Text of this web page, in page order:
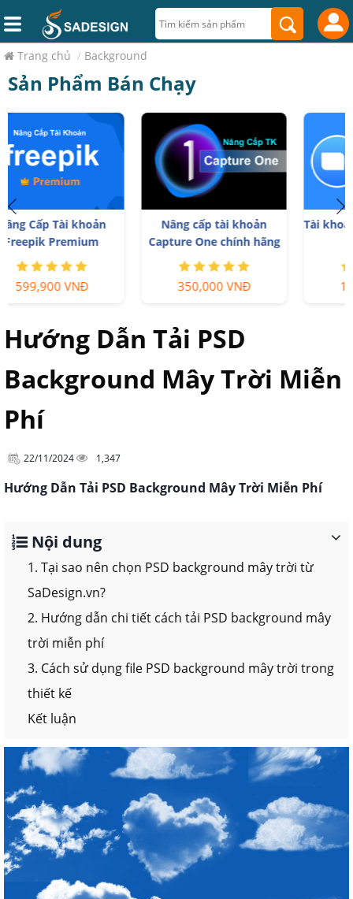
Trang chủ / Background
Sản Phẩm Bán Chạy
Nâng cấp tài khoản
Capture One chính hãng
350,000 VNĐ
Tài khoản Zoom Pro Chính
Chủ Giá Rẻ
199,000 VNĐ
Hướng Dẫn Tải PSD
Background Mây Trời Miễn
Phí
22/11/2024 1,347
Hướng Dẫn Tải PSD Background Mây Trời Miễn Phí
Nội dung
1. Tại sao nên chọn PSD background mây trời từ
SaDesign.vn?
2. Hướng dẫn chi tiết cách tải PSD background mây
trời miễn phí
3. Cách sử dụng file PSD background mây trời trong
thiết kế
Kết luận